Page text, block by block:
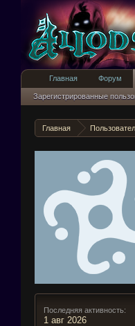
Главная
Последняя активность:
1 авг 2026
Главная Форум
Зарегистрированные